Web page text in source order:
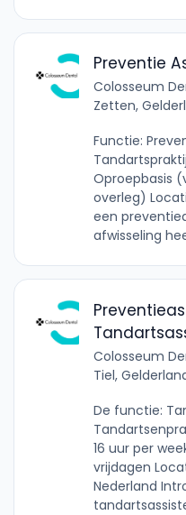
Preventie
Colosseum
Zetten,
Functie:
Oproepbasis
overleg)
een
afwisseling
Colosseum
Tiel,
De functie:
16 uur per
vrijdagen
Nederland